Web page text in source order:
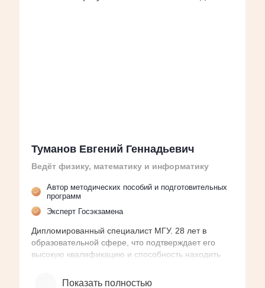
Туманов Евгений Геннадьевич
Ведёт физику, математику и информатику
Автор методических пособий и подготовительных
программ
Эксперт Госэкзамена
Дипломированный специалист МГУ. 28 лет в
образовательной сфере, что подтверждает его
высокую квалификацию и способность находить
адаптирует под требования и экзаменационных
Показать полностью